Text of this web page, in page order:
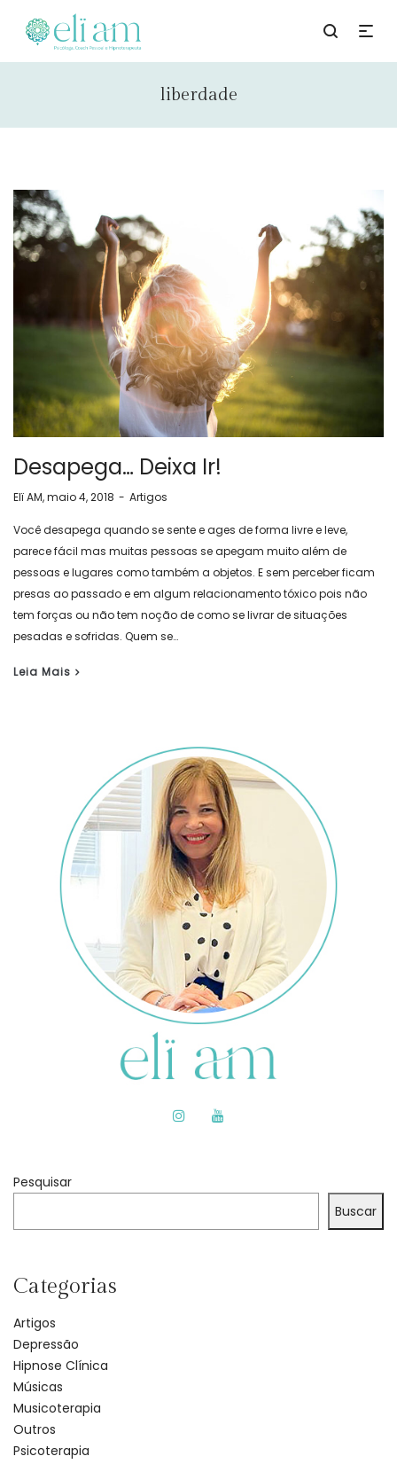
liberdade
Desapega… Deixa Ir!
by
Elï AM maio 4, 2018 Artigos
Você desapega quando se sente e ages de forma livre e leve,
parece fácil mas muitas pessoas se apegam muito além de
pessoas e lugares como também a objetos. E sem perceber ficam
presas ao passado e em algum relacionamento tóxico pois não
tem forças ou não tem noção de como se livrar de situações
pesadas e sofridas. Quem se…
Leia Mais
Pesquisar
Buscar
Categorias
Artigos
Depressão
Hipnose Clínica
Músicas
Musicoterapia
Outros
Psicoterapia